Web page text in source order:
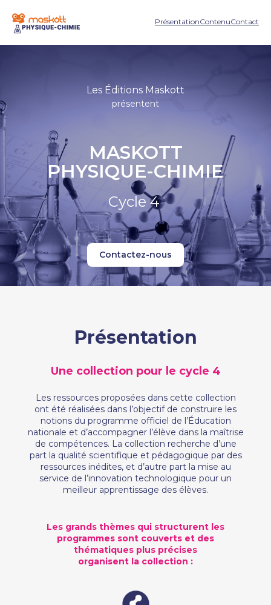
PrésentationContenuContact
Les Éditions Maskott
présentent
MASKOTT
PHYSIQUE-CHIMIE
Cycle 4
Contactez-nous
Présentation
Une collection pour le cycle 4
Les ressources proposées dans cette collection
ont été réalisées dans l’objectif de construire les
notions du programme officiel de l’Éducation
nationale et d’accompagner l’élève dans la maîtrise
de compétences. La collection recherche d’une
part la qualité scientifique et pédagogique par des
ressources inédites, et d’autre part la mise au
service de l’innovation technologique pour un
meilleur apprentissage des élèves.
Les grands thèmes qui structurent les
programmes sont couverts et des
thématiques plus précises
organisent la collection :